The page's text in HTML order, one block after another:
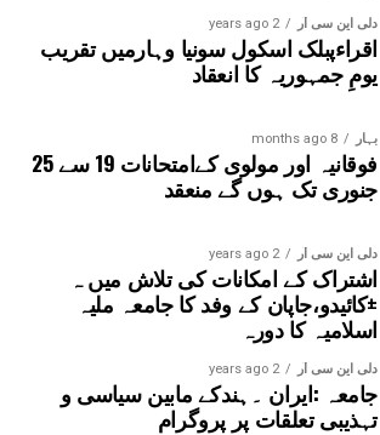
دلی این سی آر 2 years ago
اقراءپبلک اسکول سونیا وہارمیں تقریب
یومِ جمہوریہ کا انعقاد
بہار 8 months ago
فوقانیہ اور مولوی کےامتحانات 19 سے 25
جنوری تک ہوں گے منعقد
دلی این سی آر 2 years ago
اشتراک کے امکانات کی تلاش میں ہ
±کائیدو،جاپان کے وفد کا جامعہ ملیہ
اسلامیہ کا دورہ
دلی این سی آر 2 years ago
جامعہ :ایران ۔ہندکے مابین سیاسی و
تہذیبی تعلقات پر پروگرام